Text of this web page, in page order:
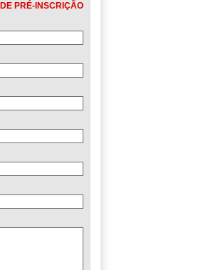
PRÉ-INSCRIÇÃO